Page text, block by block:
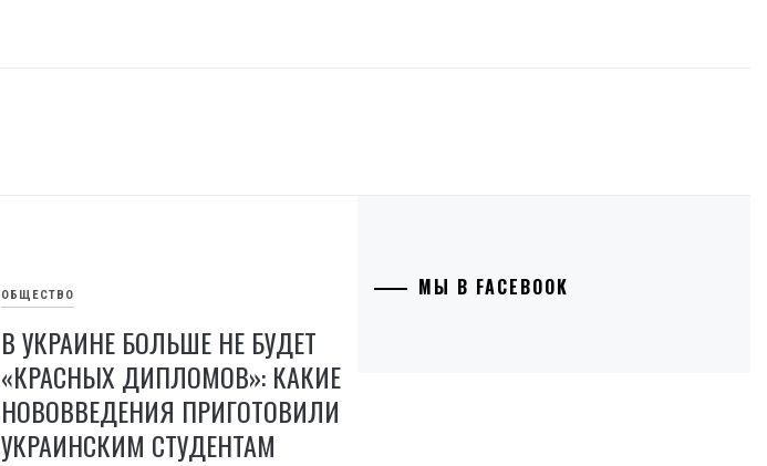
ОБЩЕСТВО
В УКРАИНЕ БОЛЬШЕ НЕ БУДЕТ
«КРАСНЫХ ДИПЛОМОВ»: КАКИЕ
НОВОВВЕДЕНИЯ ПРИГОТОВИЛИ
УКРАИНСКИМ СТУДЕНТАМ
МЫ В FACEBOOK